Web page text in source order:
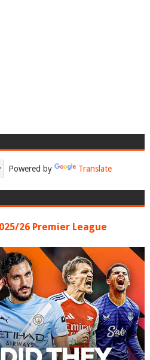
Powered by Translate
26 Premier League